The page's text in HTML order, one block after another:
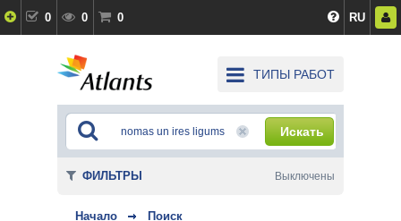
0 0 0 RU
ТИПЫ РАБОТ
Искать
Начало
Поиск
ФИЛЬТРЫ Выключены